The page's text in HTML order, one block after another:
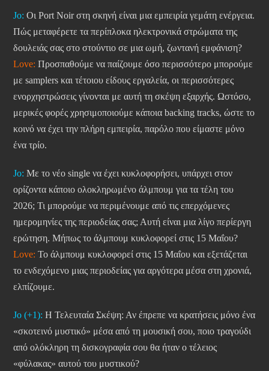
Jo: Οι Port Noir στη σκηνή είναι μια εμπειρία γεμάτη ενέργεια.
Πώς μεταφέρετε τα περίπλοκα ηλεκτρονικά στρώματα της
δουλειάς σας στο στούντιο σε μια ωμή, ζωντανή εμφάνιση?
Love: Προσπαθούμε να παίζουμε όσο περισσότερο μπορούμε
με samplers και τέτοιου είδους εργαλεία, οι περισσότερες
ενορχηστρώσεις γίνονται με αυτή τη σκέψη εξαρχής. Ωστόσο,
μερικές φορές χρησιμοποιούμε κάποια backing tracks, ώστε το
κοινό να έχει την πλήρη εμπειρία, παρόλο που είμαστε μόνο
ένα τρίο.
Jo: Με το νέο single να έχει κυκλοφορήσει, υπάρχει στον
ορίζοντα κάποιο ολοκληρωμένο άλμπουμ για τα τέλη του
2026; Τι μπορούμε να περιμένουμε από τις επερχόμενες
ημερομηνίες της περιοδείας σας; Αυτή είναι μια λίγο περίεργη
ερώτηση. Μήπως το άλμπουμ κυκλοφορεί στις 15 Μαΐου?
Love: Το άλμπουμ κυκλοφορεί στις 15 Μαΐου και εξετάζεται
το ενδεχόμενο μιας περιοδείας για αργότερα μέσα στη χρονιά,
ελπίζουμε.
Jo (+1): Η Τελευταία Σκέψη: Αν έπρεπε να κρατήσεις μόνο ένα
«σκοτεινό μυστικό» μέσα από τη μουσική σου, ποιο τραγούδι
από ολόκληρη τη δισκογραφία σου θα ήταν ο τέλειος
«φύλακας» αυτού του μυστικού?